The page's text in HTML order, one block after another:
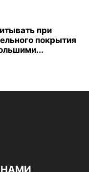
при
покрытия